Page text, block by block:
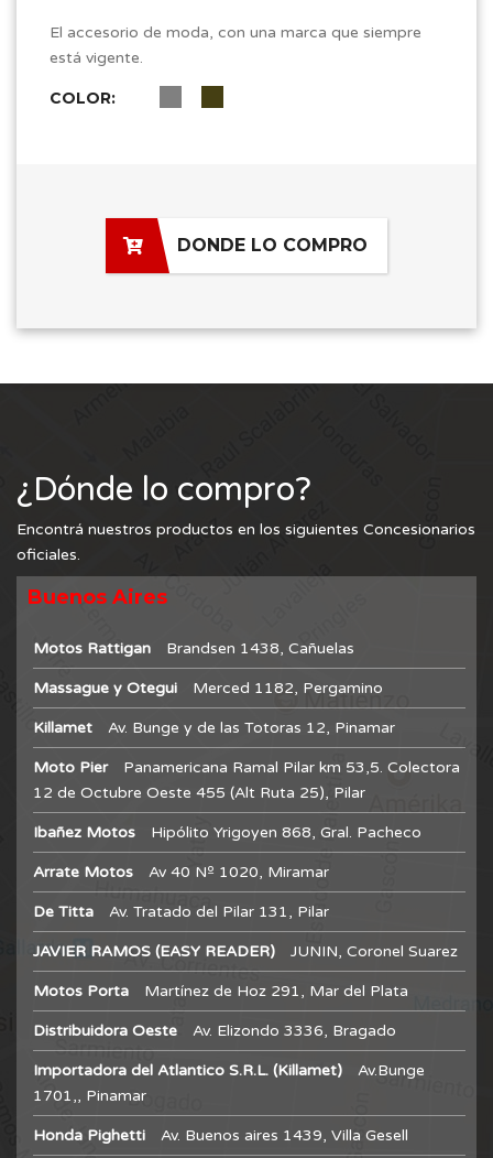
El accesorio de moda, con una marca que siempre
está vigente.
COLOR:
DONDE LO COMPRO
¿Dónde lo compro?
Encontrá nuestros productos en los siguientes Concesionarios
oficiales.
Buenos Aires
Motos Rattigan Brandsen 1438, Cañuelas
Massague y Otegui Merced 1182, Pergamino
Killamet Av. Bunge y de las Totoras 12, Pinamar
Moto Pier
Panamericana Ramal Pilar km 53,5. Colectora
12 de Octubre Oeste 455 (Alt Ruta 25), Pilar
Ibañez Motos Hipólito Yrigoyen 868, Gral. Pacheco
Arrate Motos Av 40 Nº 1020, Miramar
De Titta Av. Tratado del Pilar 131, Pilar
JAVIER RAMOS (EASY READER) JUNIN, Coronel Suarez
Motos Porta Martínez de Hoz 291, Mar del Plata
Distribuidora Oeste Av. Elizondo 3336, Bragado
Importadora del Atlantico S.R.L. (Killamet)
Av.Bunge
1701,, Pinamar
Honda Pighetti Av. Buenos aires 1439, Villa Gesell